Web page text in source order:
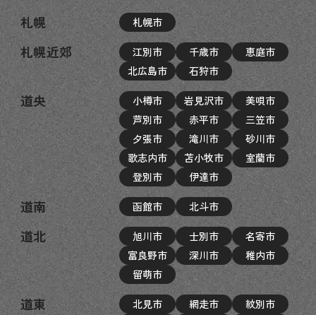
札幌 札幌市
札幌近郊 江別市 千歳市
恵庭市
北広島市
石狩市
道央 小樽市 岩見沢市
美唄市
芦別市
赤平市
三笠市
夕張市
滝川市
砂川市
歌志内市
苫小牧市
室蘭市
登別市
伊達市
道南 函館市 北斗市
道北 旭川市 士別市
名寄市
富良野市
深川市
稚内市
留萌市
道東 北見市 網走市
紋別市